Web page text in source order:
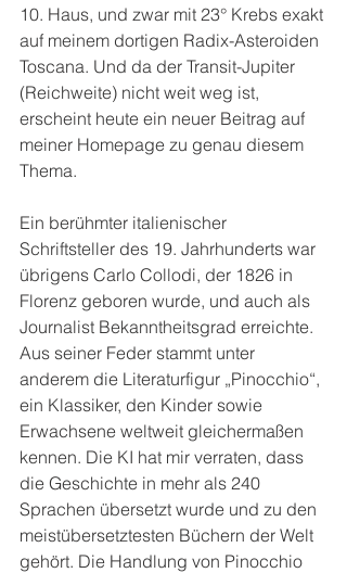
10. Haus, und zwar mit 23° Krebs exakt
auf meinem dortigen Radix-Asteroiden
Toscana. Und da der Transit-Jupiter
(Reichweite) nicht weit weg ist,
erscheint heute ein neuer Beitrag auf
meiner Homepage zu genau diesem
Thema.
Ein berühmter italienischer
Schriftsteller des 19. Jahrhunderts war
übrigens Carlo Collodi, der 1826 in
Florenz geboren wurde, und auch als
Journalist Bekanntheitsgrad erreichte.
Aus seiner Feder stammt unter
anderem die Literaturfigur „Pinocchio“,
ein Klassiker, den Kinder sowie
Erwachsene weltweit gleichermaßen
kennen. Die KI hat mir verraten, dass
die Geschichte in mehr als 240
Sprachen übersetzt wurde und zu den
meistübersetztesten Büchern der Welt
gehört. Die Handlung von Pinocchio